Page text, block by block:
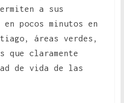
a sus
pocos minutos en
áreas verdes,
que claramente
de vida de las